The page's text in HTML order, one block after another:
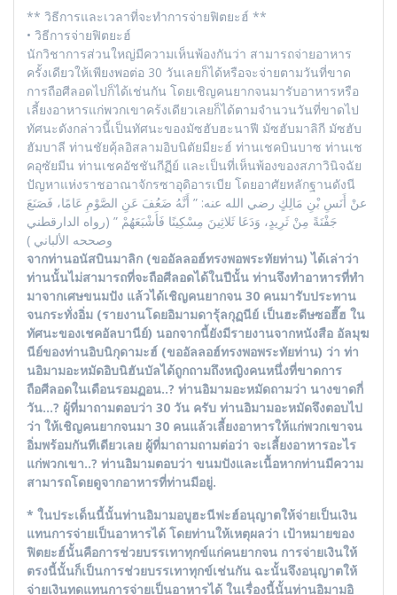
** วิธีการและเวลาที่จะทำการจ่ายฟิตยะฮ์ **
• วิธีการจ่ายฟิตยะฮ์
นักวิชาการส่วนใหญ่มีความเห็นพ้องกันว่า สามารถจ่ายอาหาร
ครั้งเดียวให้เพียงพอต่อ 30 วันเลยก็ได้หรือจะจ่ายตามวันที่ขาด
การถือศีลอดไปก็ได้เช่นกัน โดยเชิญคนยากจนมารับอาหารหรือ
เลี้ยงอาหารแก่พวกเขาคร้งเดียวเลยก็ได้ตามจำนวนวันที่ขาดไป
ทัศนะดังกล่าวนี้เป็นทัศนะของมัซฮับฮะนาฟี มัซฮับมาลิกี มัซฮับ
ฮัมบาลี ท่านชัยคุ้ลอิสลามอิบนิตัยมียะฮ์ ท่านเชคบินบาซ ท่านเช
คอุซัยมีน ท่านเชคอัชชันกีฏีย์ และเป็นที่เห็นพ้องของสภาวินิจฉัย
ปัญหาแห่งราชอาณาจักรซาอุดิอารเบีย โดยอาศัยหลักฐานดังนี
عنْ أَنَسِ بْنِ مَالِكٍ رضي الله عنه: ” أَنَّهُ ضَعُفَ عَنِ الصَّوْمِ عَامًا، فَصَنَعَ
جَفْنَةً مِنْ ثَرِيدٍ، وَدَعَا ثَلاثِينَ مِسْكِينًا فَأَشْبَعَهُمْ ” (رواه الدارقطني
وصححه الألباني )
จากท่านอนัสบินมาลิก (ขออัลลอฮ์ทรงพอพระทัยท่าน) ได้เล่าว่า
ท่านนั้นไม่สามารถที่จะถือศีลอดได้ในปีนั้น ท่านจึงทำอาหารที่ทำ
มาจากเศษขนมปัง แล้วได้เชิญคนยากจน 30 คนมารับประทาน
จนกระทั่งอิ่ม (รายงานโดยอิมามดารุ้ลกุฏนีย์ เป็นฮะดีษซอฮี๊ฮ ใน
ทัศนะของเชคอัลบานีย์) นอกจากนี้ยังมีรายงานจากหนังสือ อัลมุฆ
นีย์ของท่านอิบนิกุดามะฮ์ (ขออัลลอฮ์ทรงพอพระทัยท่าน) ว่า ท่า
นอิมามอะหมัดอิบนิฮันบัลได้ถูกถามถึงหญิงคนหนึ่งที่ขาดการ
ถือศีลอดในเดือนรอมฏอน..? ท่านอิมามอะหมัดถามว่า นางขาดกี่
วัน…? ผู้ที่มาถามตอบว่า 30 วัน ครับ ท่านอิมามอะหมัดจึงตอบไป
ว่า ให้เชิญคนยากจนมา 30 คนแล้วเลี้ยงอาหารให้แก่พวกเขาจน
อิ่มพร้อมกันทีเดียวเลย ผู้ที่มาถามถามต่อว่า จะเลี้ยงอาหารอะไร
แก่พวกเขา..? ท่านอิมามตอบว่า ขนมปังและเนื้อหากท่านมีความ
สามารถโดยดูจากอาหารที่ท่านมีอยู่.
* ในประเด็นนี้นั้นท่านอิมามอบูฮะนีฟะฮ์อนุญาตให้จ่ายเป็นเงิน
แทนการจ่ายเป็นอาหารได้ โดยท่านให้เหตุผลว่า เป้าหมายของ
ฟิตยะฮ์นั้นคือการช่วยบรรเทาทุกข์แก่คนยากจน การจ่ายเงินให้
ตรงนี้นั้นก็เป็นการช่วยบรรเทาทุกข์เช่นกัน ฉะนั้นจึงอนุญาตให้
จ่ายเงินทดแทนการจ่ายเป็นอาหารได้ ในเรื่องนี้นั้นท่านอิมามอิ